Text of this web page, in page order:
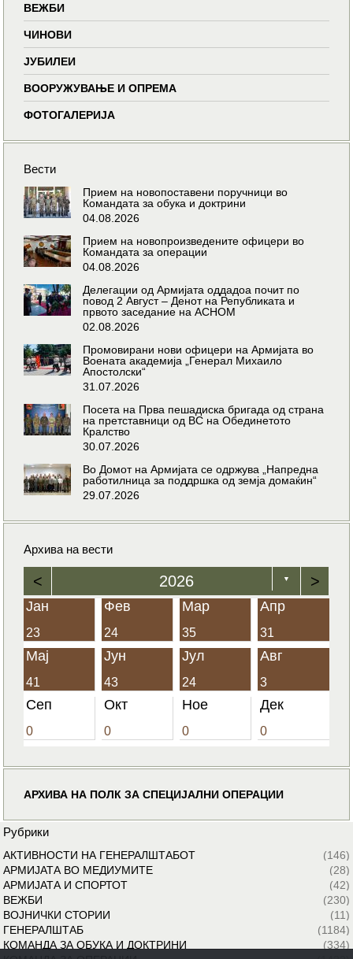
ВЕЖБИ
ЧИНОВИ
ЈУБИЛЕИ
ВООРУЖУВАЊЕ И ОПРЕМА
ФОТОГАЛЕРИЈА
Вести
Прием на новопоставени поручници во
Командата за обука и доктрини
04.08.2026
Прием на новопроизведените офицери во
Командата за операции
04.08.2026
Делегации од Армијата оддадоа почит по
повод 2 Август – Денот на Републиката и
првото заседание на АСНОМ
02.08.2026
Промовирани нови офицери на Армијата во
Воената академија „Генерал Михаило
Апостолски“
31.07.2026
Посета на Прва пешадиска бригада од страна
на претставници од ВС на Обединетото
Кралство
30.07.2026
Во Домот на Армијата се одржува „Напредна
работилница за поддршка од земја домаќин“
29.07.2026
Архива на вести
< 2026 ▼ >
Јан
23
Фев
24
Мар
35
Апр
31
Мај
41
Јун
43
Јул
24
Авг
3
Сеп
0
Окт
0
Ное
0
Дек
0
АРХИВА НА ПОЛК ЗА СПЕЦИЈАЛНИ ОПЕРАЦИИ
Рубрики
АКТИВНОСТИ НА ГЕНЕРАЛШТАБОТ
(146)
АРМИЈАТА ВО МЕДИУМИТЕ
(28)
АРМИЈАТА И СПОРТОТ
(42)
ВЕЖБИ
(230)
ВОЈНИЧКИ СТОРИИ
(11)
ГЕНЕРАЛШТАБ
(1184)
КОМАНДА ЗА ОБУКА И ДОКТРИНИ
(334)